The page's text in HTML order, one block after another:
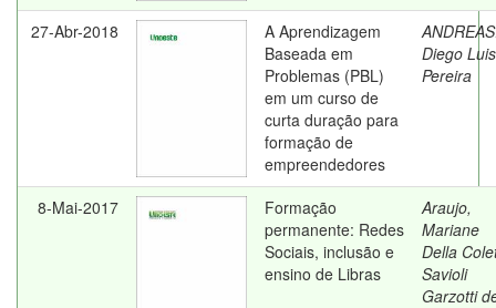
27-Abr-2018
A Aprendizagem
Baseada em
Problemas (PBL)
em um curso de
curta duração para
formação de
empreendedores
Diego Luis
Pereira
8-Mai-2017
Formação
permanente: Redes
Sociais, inclusão e
ensino de Libras
Araujo,
Mariane
Della
Savioli
Garzotti